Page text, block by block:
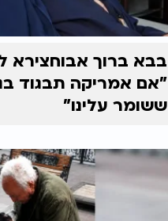
"אם אמריקה תבגוד
ששומר עלינו"